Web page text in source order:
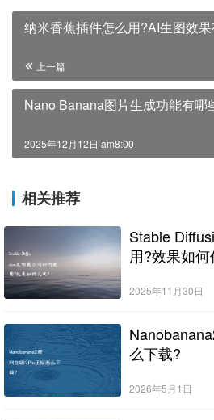
纳米香蕉插件怎么用?AI生图效
上一篇
Nano Banana图片生成功能有哪
2025年12月12日 am8:00
相关推荐
Stable
用?效果如
2025年11月30日
么下载?
2026年5月1日